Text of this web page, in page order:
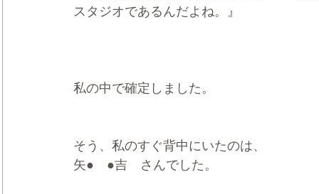
スタジオであるんだよね。』
私の中で確定しました。
そう、私のすぐ背中にいたのは、
矢●　●吉　さんでした。